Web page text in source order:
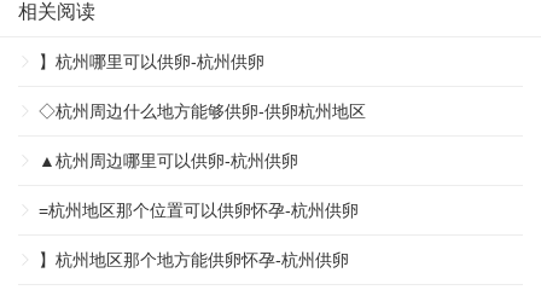
相关阅读
】杭州哪里可以供卵-杭州供卵
◇杭州周边什么地方能够供卵-供卵杭州地区
▲杭州周边哪里可以供卵-杭州供卵
=杭州地区那个位置可以供卵怀孕-杭州供卵
】杭州地区那个地方能供卵怀孕-杭州供卵